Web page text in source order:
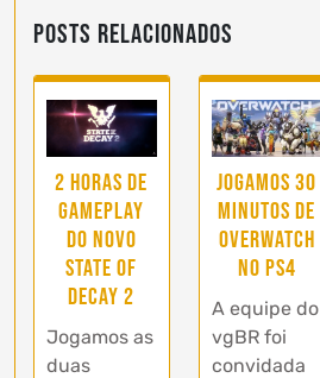
Posts Relacionados
2 horas de
gameplay
do novo
State of
Decay 2
Jogamos as
duas
Jogamos 30
minutos de
Overwatch
no PS4
A equipe do
vgBR foi
convidada